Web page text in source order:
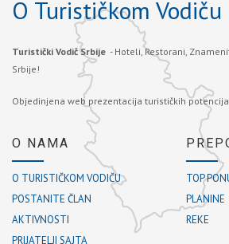
O Turističkom
Turistički Vodič Srbije - Hoteli, Restorani,
Srbije!
Objedinjena web prezentacija turističkih
O NAMA
O TURISTIČKOM VODIČU
POSTANITE ČLAN
AKTIVNOSTI
PRIJATELJI SAJTA
TOP
PLANINE
REKE